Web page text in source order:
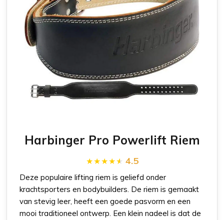
Harbinger Pro Powerlift Riem
4.5
Deze populaire lifting riem is geliefd onder
krachtsporters en bodybuilders. De riem is gemaakt
van stevig leer, heeft een goede pasvorm en een
mooi traditioneel ontwerp. Een klein nadeel is dat de